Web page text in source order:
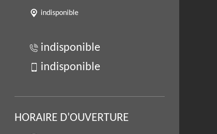
indisponible
indisponible
indisponible
HORAIRE D'OUVERTURE